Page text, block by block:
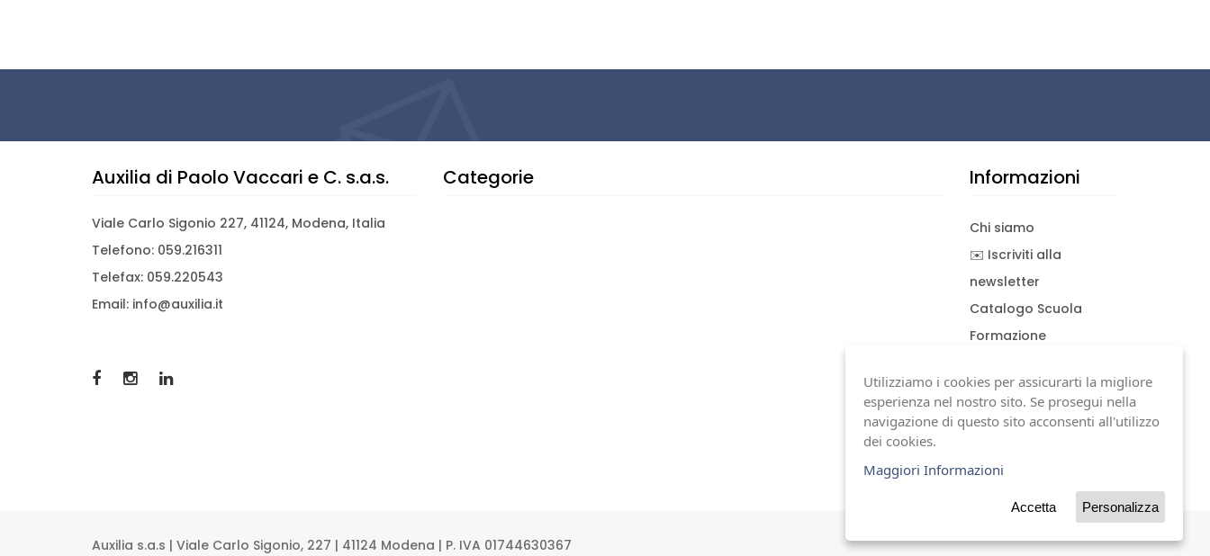
Auxilia di Paolo Vaccari e C. s.a.s.
Viale Carlo Sigonio 227, 41124, Modena, Italia
Telefono: 059.216311
Telefax: 059.220543
Email: info@auxilia.it
Categorie Informazioni
Chi siamo
✉️ Iscriviti alla
newsletter
Catalogo Scuola
Formazione
Download documenti
Condizioni generali
Auxilia s.a.s | Viale Carlo Sigonio, 227 | 41124 Modena | P. IVA 01744630367
Utilizziamo i cookies per assicurarti la migliore
esperienza nel nostro sito. Se prosegui nella
navigazione di questo sito acconsenti all'utilizzo
dei cookies.
Maggiori Informazioni
Accetta Personalizza